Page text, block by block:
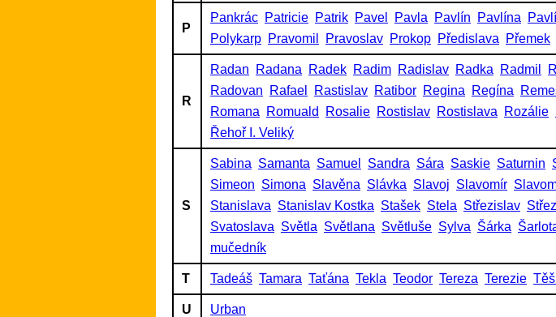
P
Pankrác Patricie Patrik Pavel Pavla Pavlín Pavlína
Polykarp Pravomil Pravoslav Prokop Předislava Přemek
R
Radan Radana Radek Radim Radislav Radka Radmil
Radovan
Rafael Rastislav Ratibor Regina Regína
Romana
Romuald Rosalie Rostislav Rostislava Rozálie
Řehoř I. Veliký
S
Sabina Samanta Samuel Sandra Sára Saskie Saturnin
Simeon Simona Slavěna Slávka Slavoj Slavomír
Stanislava Stanislav Kostka Stašek Stela Střezislav
Svatoslava Světla Světlana Světluše Sylva Šárka
mučedník
T Tadeáš Tamara Taťána Tekla Teodor Tereza Terezie
U Urban